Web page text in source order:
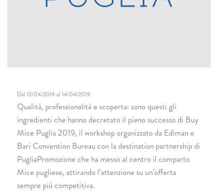
Dal 12/04/2019 al 14/04/2019
Qualità, professionalità e scoperta: sono questi gli
ingredienti che hanno decretato il pieno successo di Buy
Mice Puglia 2019, il workshop organizzato da Ediman e
Bari Convention Bureau con la destination partnership di
PugliaPromozione che ha messo al centro il comparto
Mice pugliese, attirando l’attenzione su un’offerta
sempre più competitiva.